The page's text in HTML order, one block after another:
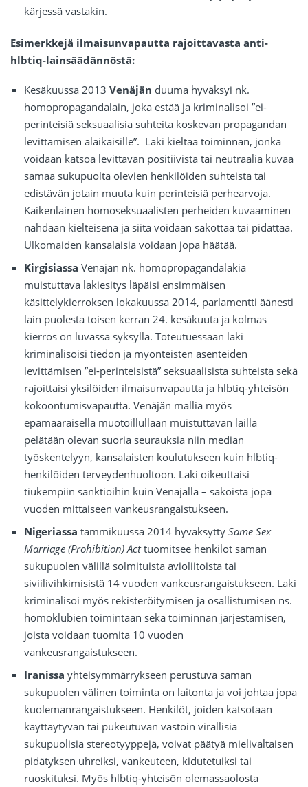
kärjessä vastakin.
Esimerkkejä ilmaisunvapautta rajoittavasta anti-
hlbtiq-lainsäädännöstä:
Kesäkuussa 2013 Venäjän duuma hyväksyi nk.
homopropagandalain, joka estää ja kriminalisoi ”ei-
perinteisiä seksuaalisia suhteita koskevan propagandan
levittämisen alaikäisille”. Laki kieltää toiminnan, jonka
voidaan katsoa levittävän positiivista tai neutraalia kuvaa
samaa sukupuolta olevien henkilöiden suhteista tai
edistävän jotain muuta kuin perinteisiä perhearvoja.
Kaikenlainen homoseksuaalisten perheiden kuvaaminen
nähdään kielteisenä ja siitä voidaan sakottaa tai pidättää.
Ulkomaiden kansalaisia voidaan jopa häätää.
Kirgisiassa Venäjän nk. homopropagandalakia
muistuttava lakiesitys läpäisi ensimmäisen
käsittelykierroksen lokakuussa 2014, parlamentti äänesti
lain puolesta toisen kerran 24. kesäkuuta ja kolmas
kierros on luvassa syksyllä. Toteutuessaan laki
kriminalisoisi tiedon ja myönteisten asenteiden
levittämisen ”ei-perinteisistä” seksuaalisista suhteista sekä
rajoittaisi yksilöiden ilmaisunvapautta ja hlbtiq-yhteisön
kokoontumisvapautta. Venäjän mallia myös
epämääräisellä muotoillullaan muistuttavan lailla
pelätään olevan suoria seurauksia niin median
työskentelyyn, kansalaisten koulutukseen kuin hlbtiq-
henkilöiden terveydenhuoltoon. Laki oikeuttaisi
tiukempiin sanktioihin kuin Venäjällä – sakoista jopa
vuoden mittaiseen vankeusrangaistukseen.
Nigeriassa tammikuussa 2014 hyväksytty Same Sex
Marriage (Prohibition) Acttuomitsee henkilöt saman
sukupuolen välillä solmituista avioliitoista tai
siviilivihkimisistä 14 vuoden vankeusrangaistukseen. Laki
kriminalisoi myös rekisteröitymisen ja osallistumisen ns.
homoklubien toimintaan sekä toiminnan järjestämisen,
joista voidaan tuomita 10 vuoden
vankeusrangaistukseen.
Iranissa yhteisymmärrykseen perustuva saman
sukupuolen välinen toiminta on laitonta ja voi johtaa jopa
kuolemanrangaistukseen. Henkilöt, joiden katsotaan
käyttäytyvän tai pukeutuvan vastoin virallisia
sukupuolisia stereotyyppejä, voivat päätyä mielivaltaisen
pidätyksen uhreiksi, vankeuteen, kidutetuiksi tai
ruoskituksi. Myös hlbtiq-yhteisön olemassaolosta